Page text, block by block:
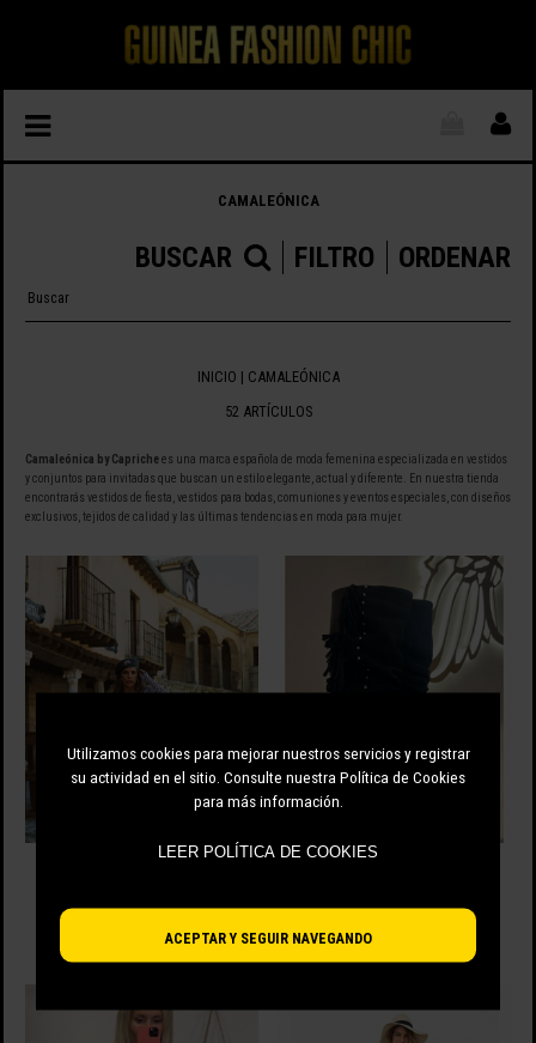
Utilizamos cookies para mejorar nuestros servicios y registrar
su actividad en el sitio. Consulte nuestra Política de Cookies
para más información.
ACEPTAR Y SEGUIR NAVEGANDO
CAMALEÓNICA
ORDENAR
FILTRO
BUSCAR
INICIO | CAMALEÓNICA
52 ARTÍCULOS
Camaleónica by Caprichees una marca española de moda femenina especializada en vestidos
y conjuntos para invitadas que buscan un estilo elegante, actual y diferente. En nuestra tienda
encontrarás vestidos de fiesta, vestidos para bodas, comuniones y eventos especiales, con diseños
exclusivos, tejidos de calidad y las últimas tendencias en moda para mujer.
VESTIDO DE CAMALEONICA
94.90 EUR
47.45 EUR
249.90 EUR
-70%
LEER POLÍTICA DE COOKIES